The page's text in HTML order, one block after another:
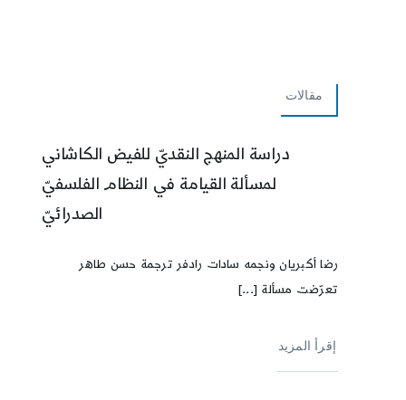
مقالات
دراسة المنهج النقديّ للفيض الكاشاني
لمسألة القيامة في النظام الفلسفيّ
الصدرائيّ
رضا أكبريان ونجمه سادات رادفر ترجمة حسن طاهر
تعرّضت مسألة [...]
إقرأ المزيد